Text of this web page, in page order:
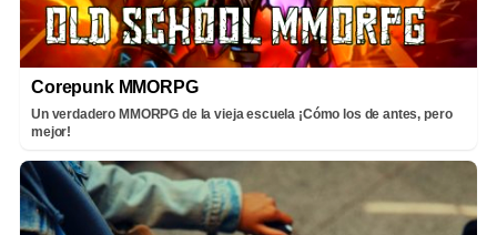
Corepunk MMORPG
Un verdadero MMORPG de la vieja escuela ¡Cómo los de antes, pero
mejor!